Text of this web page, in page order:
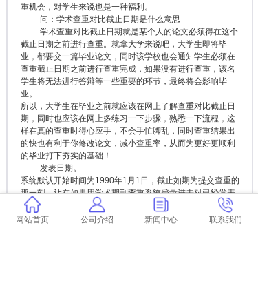
重机会，对学生来说也是一种福利。
问：学术查重对比截止日期是什么意思
学术查重对比截止日期就是某个人的论文必须得在这个
截止日期之前进行查重。就拿大学来说吧，大学生即将毕
业，都要交一篇毕业论文，同时该学校也会通知学生必须在
查重截止日期之前进行查重完成，如果没有进行查重，该名
学生将无法进行答辩等一些重要的环节，最终将会影响毕
业。
所以，大学生在毕业之前就应该在网上了解查重对比截止日
期，同时也应该在网上多练习一下步骤，熟悉一下流程，这
样在真的查重时得心应手，不会手忙脚乱，同时查重结果出
的快也有利于你修改论文，减小查重率，从而为更好更顺利
的毕业打下夯实的基础！
发表日期。
系统默认开始时间为1990年1月1日，截止如期为提交查重的
那一刻，让在如果用学术期刊查重系统登录进去对已经发表
的文献查重，截止日期是发表日期。
只要自己填上题目和作者姓名，学术查重系统会自动判断发
网站首页 公司介绍 新闻中心 联系我们